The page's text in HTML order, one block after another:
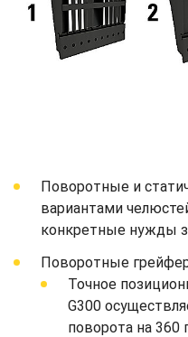
Поворотные и
вариантами
конкретные нужды
Поворотные
Точное
G300
поворота на